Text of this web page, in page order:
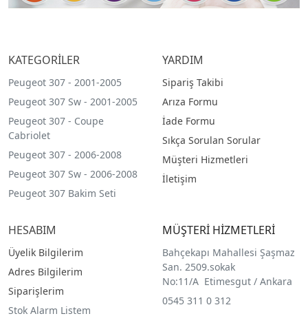
KATEGORİLER
Peugeot 307 - 2001-2005
Peugeot 307 Sw - 2001-2005
Peugeot 307 - Coupe
Cabriolet
Peugeot 307 - 2006-2008
Peugeot 307 Sw - 2006-2008
Peugeot 307 Bakim Seti
YARDIM
Sipariş Takibi
Arıza Formu
İade Formu
Sıkça Sorulan Sorular
Müşteri Hizmetleri
İletişim
HESABIM
Üyelik Bilgilerim
Adres Bilgilerim
Siparişlerim
Stok Alarm Listem
MÜŞTERİ HİZMETLERİ
Bahçekapı Mahallesi Şaşmaz
San. 2509.sokak
No:11/A Etimesgut / Ankara
0545 311 0 312